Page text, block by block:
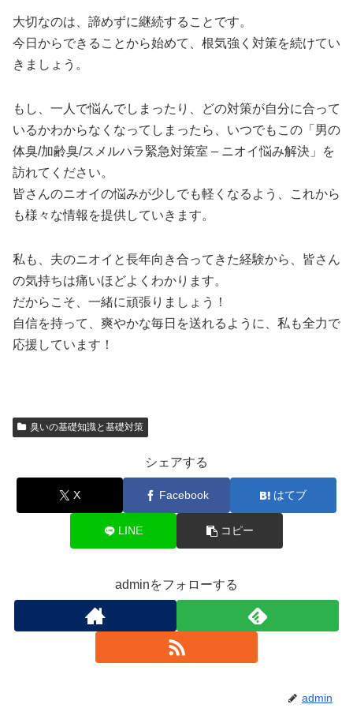
大切なのは、諦めずに継続することです。
今日からできることから始めて、根気強く対策を続けてい
きましょう。
もし、一人で悩んでしまったり、どの対策が自分に合って
いるかわからなくなってしまったら、いつでもこの「男の
体臭/加齢臭/スメルハラ緊急対策室 – ニオイ悩み解決」を
訪れてください。
皆さんのニオイの悩みが少しでも軽くなるよう、これから
も様々な情報を提供していきます。
私も、夫のニオイと長年向き合ってきた経験から、皆さん
の気持ちは痛いほどよくわかります。
だからこそ、一緒に頑張りましょう！
自信を持って、爽やかな毎日を送れるように、私も全力で
応援しています！
臭いの基礎知識と基礎対策
シェアする
X Facebook はてブ
LINE コピー
adminをフォローする
admin